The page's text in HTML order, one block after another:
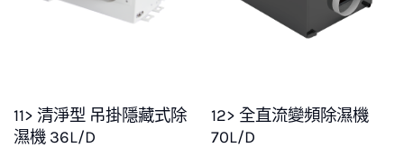
11> 清淨型 吊掛隱藏式除
濕機 36L/D
12> 全直流變頻除濕機
70L/D